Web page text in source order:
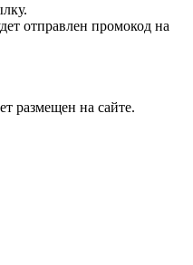
отправлен промокод на
размещен на сайте.